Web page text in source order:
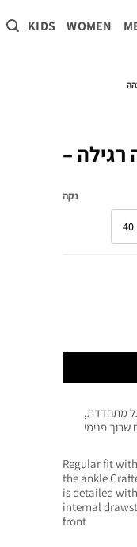
WOMEN
KIDS
רגילה –
40
נקה
מתחדדת,
שרוך פנימי
Regular fit
the ankle
is detailed
internal
front